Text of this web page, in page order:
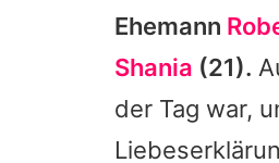
Ehemann
Shania (21).
der Tag war,